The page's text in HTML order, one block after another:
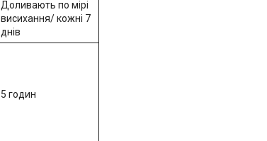
Доливають по мірі
висихання/ кожні 7
днів
5 годин